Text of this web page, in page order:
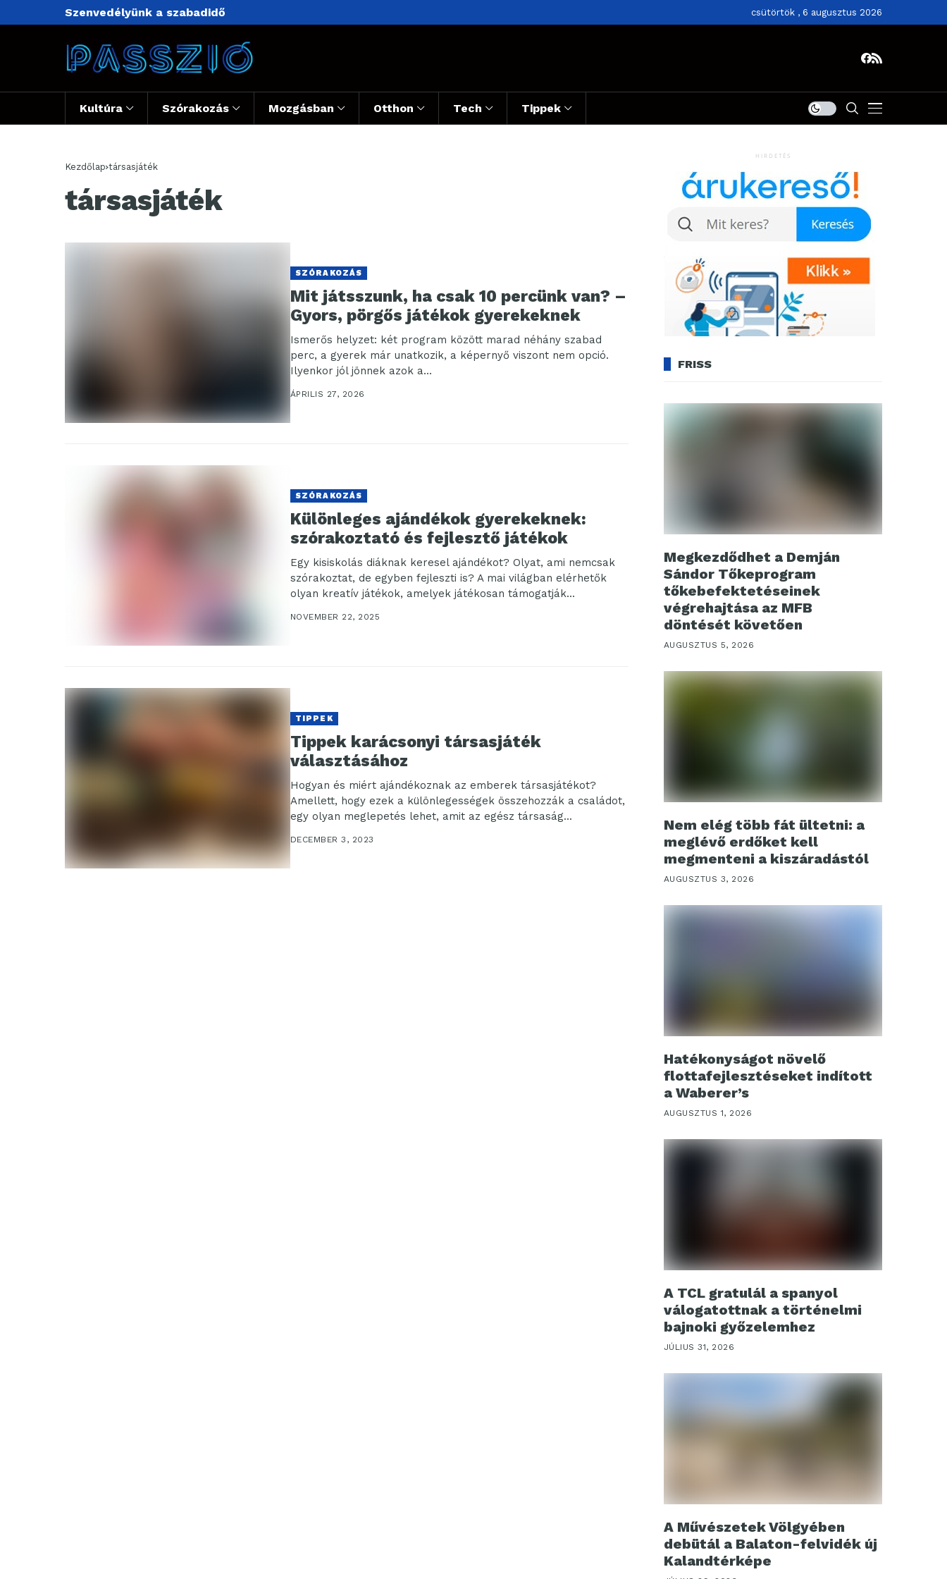
Szenvedélyünk a szabadidő csütörtök , 6 augusztus 2026
Kultúra Szórakozás Mozgásban Otthon Tech Tippek
Kezdőlap társasjáték
társasjáték
SZÓRAKOZÁS
Mit játsszunk, ha csak 10 percünk van? –
Gyors, pörgős játékok gyerekeknek
Ismerős helyzet: két program között marad néhány szabad
perc, a gyerek már unatkozik, a képernyő viszont nem opció.
Ilyenkor jól jönnek azok a...
ÁPRILIS 27, 2026
SZÓRAKOZÁS
Különleges ajándékok gyerekeknek:
szórakoztató és fejlesztő játékok
Egy kisiskolás diáknak keresel ajándékot? Olyat, ami nemcsak
szórakoztat, de egyben fejleszti is? A mai világban elérhetők
olyan kreatív játékok, amelyek játékosan támogatják...
NOVEMBER 22, 2025
TIPPEK
Tippek karácsonyi társasjáték
választásához
Hogyan és miért ajándékoznak az emberek társasjátékot?
Amellett, hogy ezek a különlegességek összehozzák a családot,
egy olyan meglepetés lehet, amit az egész társaság...
DECEMBER 3, 2023
HIRDETÉS
FRISS
Megkezdődhet a Demján
Sándor Tőkeprogram
tőkebefektetéseinek
végrehajtása az MFB
döntését követően
AUGUSZTUS 5, 2026
Nem elég több fát ültetni: a
meglévő erdőket kell
megmenteni a kiszáradástól
AUGUSZTUS 3, 2026
Hatékonyságot növelő
flottafejlesztéseket indított
a Waberer’s
AUGUSZTUS 1, 2026
A TCL gratulál a spanyol
válogatottnak a történelmi
bajnoki győzelemhez
JÚLIUS 31, 2026
A Művészetek Völgyében
debütál a Balaton-felvidék új
Kalandtérképe